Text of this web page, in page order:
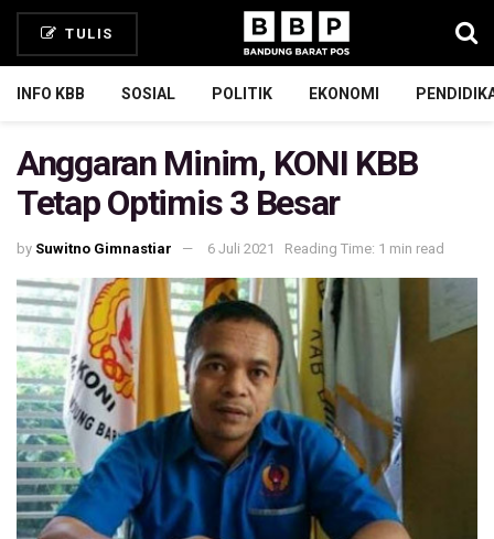
TULIS
INFO KBB SOSIAL POLITIK EKONOMI
Anggaran Minim, KONI KBB
Tetap Optimis 3 Besar
by Suwitno Gimnastiar 6 Juli 2021 Reading Time: 1 min read